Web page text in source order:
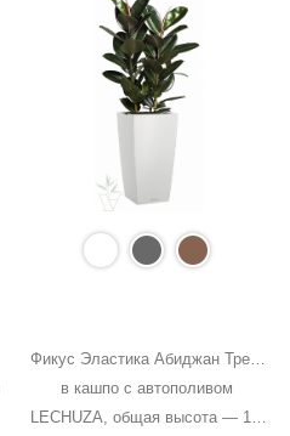
Фикус Эластика Абиджан Тренд
в кашпо с автополивом
LECHUZA, общая высота — 190